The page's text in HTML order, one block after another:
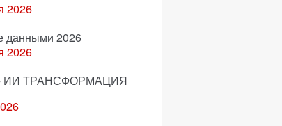
2026
данными 2026
2026
ИИ ТРАНСФОРМАЦИЯ